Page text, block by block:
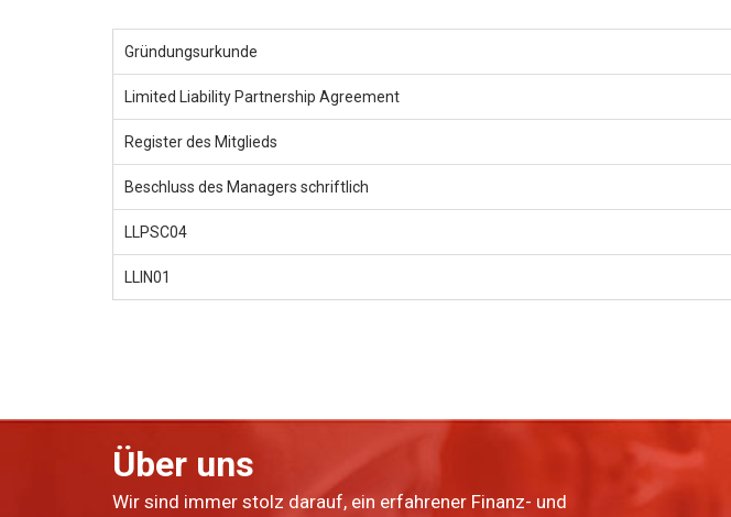
Gründungsurkunde
Limited Liability Partnership Agreement
Register des Mitglieds
Beschluss des Managers schriftlich
LLPSC04
LLIN01
Über uns
Wir sind immer stolz darauf, ein erfahrener Finanz- und